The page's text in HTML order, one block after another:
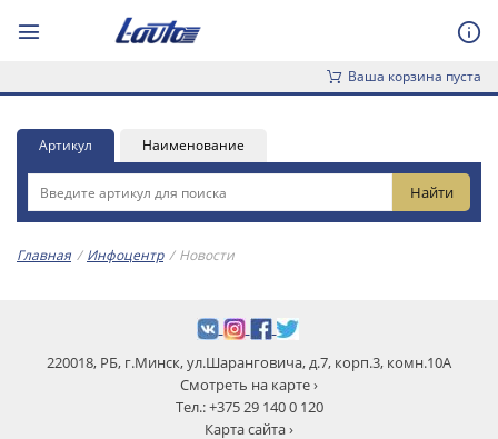
Ваша корзина пуста
Артикул Наименование
Главная / Инфоцентр / Новости
220018, РБ, г.Минск, ул.Шаранговича, д.7, корп.3, комн.10А
Смотреть на карте ›
Тел.: +375 29 140 0 120
Карта сайта ›